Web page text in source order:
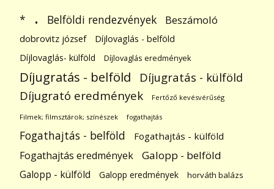
* . Belföldi rendezvények Beszámoló
dobrovitz józsef
Díjlovaglás - belföld
Díjlovaglás- külföld
Díjlovaglás eredmények
Díjugratás - belföld Díjugratás - külföld
Díjugrató eredmények Fertőző kevésvérűség
Filmek; filmsztárok; színészek fogathajtás
Fogathajtás - belföld Fogathajtás - külföld
Fogathajtás eredmények Galopp - belföld
Galopp - külföld Galopp eredmények horváth balázs